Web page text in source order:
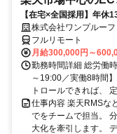
【在宅×全国採用】年休
株式会社ワンプルーフ
フルリモート
月給300,000円～
勤務時間詳細 総労働
～19:00／実働8時間
トロールできれば、
仕事内容 楽天RMSな
でをチームで担当。
大化を牽引します。